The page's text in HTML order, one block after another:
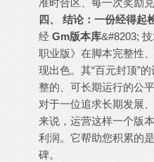
准时合区、每一次奖励
四、 结论：一份经得起
经 Gm版本库&#8203;
职业版》在脚本完整性
现出色。其“百元封顶”
整的、可长期运行的公平
对于一位追求长期发展
来说，运营这样一个版
利润。它帮助您积累的
碑。